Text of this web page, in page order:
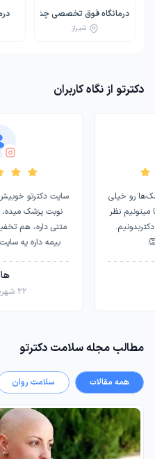
درمانگاه فوق تخصصی چشم دکتر
شیراز
دکترتو از نگاه کاربران
رو خیلی
نظر
سایت دکترتو خوبیش
نوبت پزشک میده،
متنی داره، هم
بیمه داره یه سایت
مطالب مجله سلامت دکترتو
همه مقالات سلامت روان